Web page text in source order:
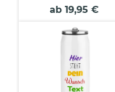
Wunschtext - 4
ab 19,95 €